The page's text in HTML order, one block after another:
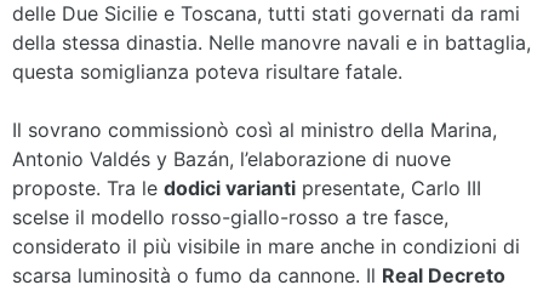
delle Due Sicilie e Toscana, tutti stati governati da rami
della stessa dinastia. Nelle manovre navali e in battaglia,
questa somiglianza poteva risultare fatale.
Il sovrano commissionò così al ministro della Marina,
Antonio Valdés y Bazán, l’elaborazione di nuove
proposte. Tra le dodici varianti presentate, Carlo III
scelse il modello rosso-giallo-rosso a tre fasce,
considerato il più visibile in mare anche in condizioni di
scarsa luminosità o fumo da cannone. Il Real Decreto